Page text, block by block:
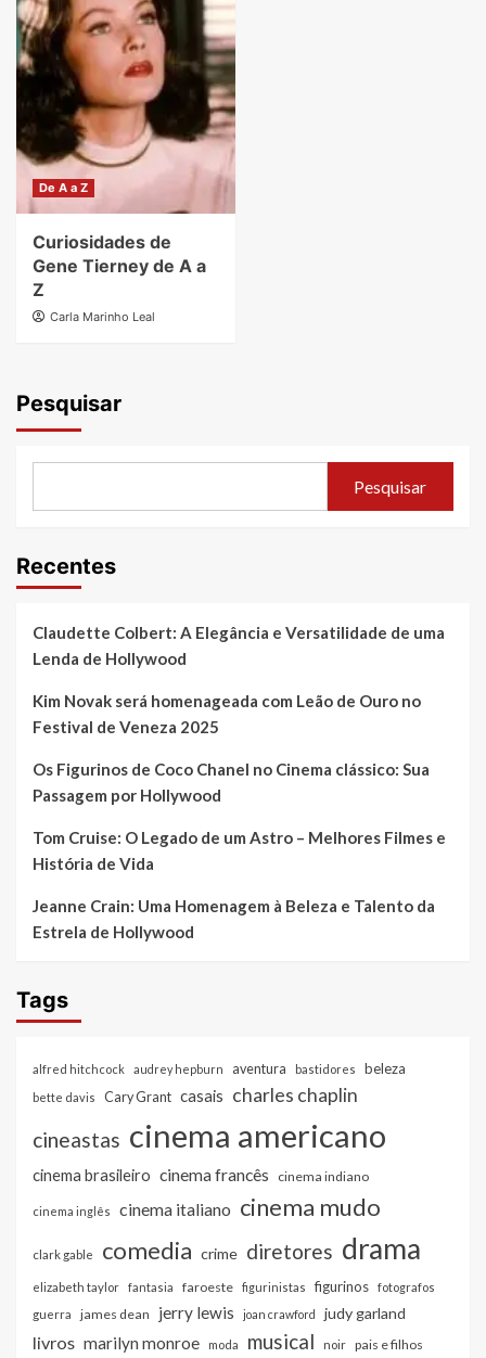
De A a Z
Curiosidades de
Gene Tierney de A a
Z
Carla Marinho Leal
Pesquisar
Pesquisar
Recentes
Claudette Colbert: A Elegância e Versatilidade de uma
Lenda de Hollywood
Kim Novak será homenageada com Leão de Ouro no
Festival de Veneza 2025
Os Figurinos de Coco Chanel no Cinema clássico: Sua
Passagem por Hollywood
Tom Cruise: O Legado de um Astro – Melhores Filmes e
História de Vida
Jeanne Crain: Uma Homenagem à Beleza e Talento da
Estrela de Hollywood
Tags
alfred hitchcock audrey hepburn aventura bastidores beleza
bette davis Cary Grant casais charles chaplin
cineastas cinema americano
cinema brasileiro cinema francês cinema indiano
cinema inglês cinema italiano cinema mudo
clark gable comedia crime diretores drama
elizabeth taylor fantasia faroeste figurinistas figurinos
fotografos
guerra
james dean jerry lewis joan crawford judy garland
livros marilyn monroe moda musical noir pais e filhos